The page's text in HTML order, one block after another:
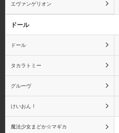
ムービック
メディアファクトリー
エヴァンゲリオン
ドール
ドール
タカラトミー
グルーヴ
けいおん！
魔法少女まどか☆マギカ